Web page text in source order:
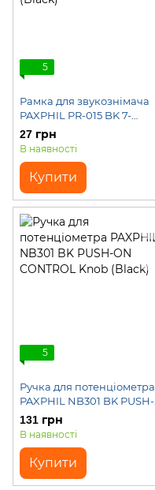
5
Рамка для звукознімача
PAXPHIL PR-015 BK 7-
STRING Pickup Mounting
Ring (Black)
27 грн
В наявності
Купити
5
Ручка для потенціометра
PAXPHIL NB301 BK PUSH-
ON CONTROL Knob (Black)
131 грн
В наявності
Купити